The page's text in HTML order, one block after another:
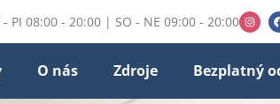
- PI 08:00 - 20:00 | SO - NE 09:00 - 20:00
O nás Zdroje Bezplatný